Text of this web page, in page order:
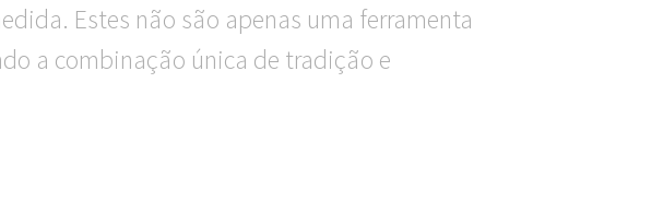
Estes não são apenas uma ferramenta
a combinação única de tradição e